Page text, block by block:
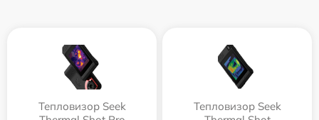
Тепловизор Seek
Тепловизор Seek